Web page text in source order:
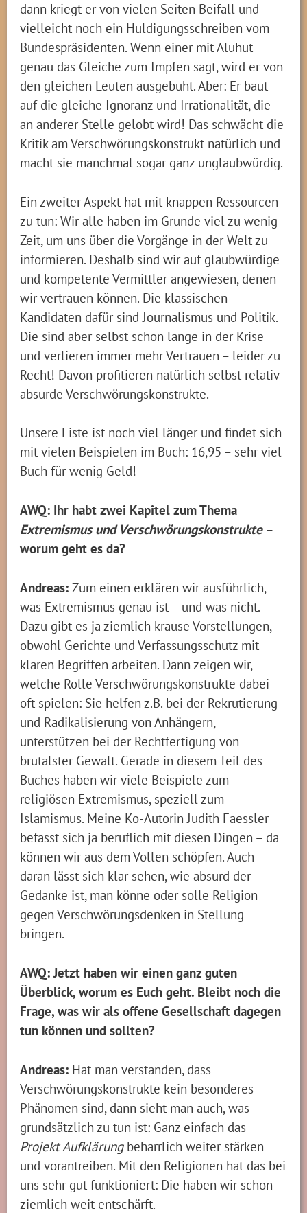
dann kriegt er von vielen Seiten Beifall und
vielleicht noch ein Huldigungsschreiben vom
Bundespräsidenten. Wenn einer mit Aluhut
genau das Gleiche zum Impfen sagt, wird er von
den gleichen Leuten ausgebuht. Aber: Er baut
auf die gleiche Ignoranz und Irrationalität, die
an anderer Stelle gelobt wird! Das schwächt die
Kritik am Verschwörungskonstrukt natürlich und
macht sie manchmal sogar ganz unglaubwürdig.
Ein zweiter Aspekt hat mit knappen Ressourcen
zu tun: Wir alle haben im Grunde viel zu wenig
Zeit, um uns über die Vorgänge in der Welt zu
informieren. Deshalb sind wir auf glaubwürdige
und kompetente Vermittler angewiesen, denen
wir vertrauen können. Die klassischen
Kandidaten dafür sind Journalismus und Politik.
Die sind aber selbst schon lange in der Krise
und verlieren immer mehr Vertrauen – leider zu
Recht! Davon profitieren natürlich selbst relativ
absurde Verschwörungskonstrukte.
Unsere Liste ist noch viel länger und findet sich
mit vielen Beispielen im Buch: 16,95 – sehr viel
Buch für wenig Geld!
AWQ: Ihr habt zwei Kapitel zum Thema
Extremismus und Verschwörungskonstrukte–
worum geht es da?
Andreas: Zum einen erklären wir ausführlich,
was Extremismus genau ist – und was nicht.
Dazu gibt es ja ziemlich krause Vorstellungen,
obwohl Gerichte und Verfassungsschutz mit
klaren Begriffen arbeiten. Dann zeigen wir,
welche Rolle Verschwörungskonstrukte dabei
oft spielen: Sie helfen z.B. bei der Rekrutierung
und Radikalisierung von Anhängern,
unterstützen bei der Rechtfertigung von
brutalster Gewalt. Gerade in diesem Teil des
Buches haben wir viele Beispiele zum
religiösen Extremismus, speziell zum
Islamismus. Meine Ko-Autorin Judith Faessler
befasst sich ja beruflich mit diesen Dingen – da
können wir aus dem Vollen schöpfen. Auch
daran lässt sich klar sehen, wie absurd der
Gedanke ist, man könne oder solle Religion
gegen Verschwörungsdenken in Stellung
bringen.
AWQ: Jetzt haben wir einen ganz guten
Überblick, worum es Euch geht. Bleibt noch die
Frage, was wir als offene Gesellschaft dagegen
tun können und sollten?
Andreas: Hat man verstanden, dass
Verschwörungskonstrukte kein besonderes
Phänomen sind, dann sieht man auch, was
grundsätzlich zu tun ist: Ganz einfach das
Projekt Aufklärungbeharrlich weiter stärken
und vorantreiben. Mit den Religionen hat das bei
uns sehr gut funktioniert: Die haben wir schon
ziemlich weit entschärft.